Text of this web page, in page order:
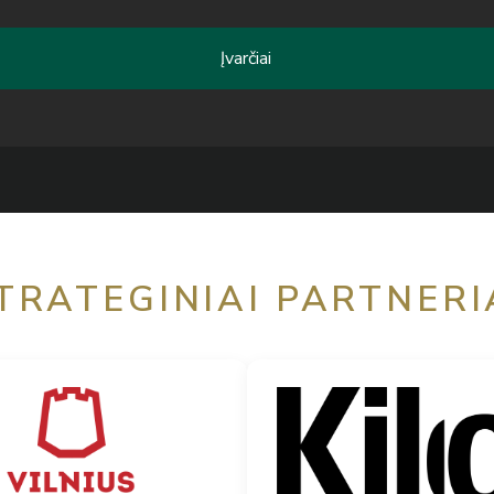
Įvarčiai